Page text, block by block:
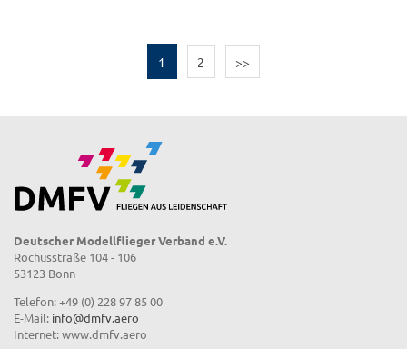
1 2 >>
Deutscher Modellflieger Verband e.V.
Rochusstraße 104 - 106
53123 Bonn
Telefon: +49 (0) 228 97 85 00
E-Mail: info@dmfv.aero
Internet: www.dmfv.aero